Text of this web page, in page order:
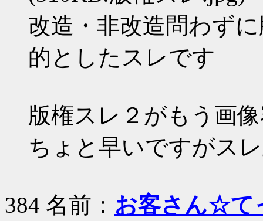
改造・非改造問わず
的としたスレです
版権スレ２がもう画
ちょと早いですがス
384 名前： お客さん☆て